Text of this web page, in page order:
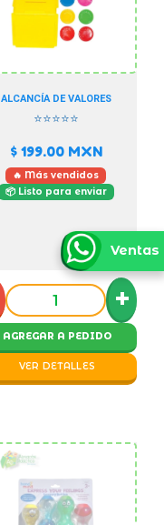
ALCANCÍA DE VALORES
⭐⭐⭐⭐⭐
$ 199.00MXN
🔥 Más vendidos
📦 Listo para enviar
+
AGREGAR A PEDIDO
VER DETALLES
Ventas